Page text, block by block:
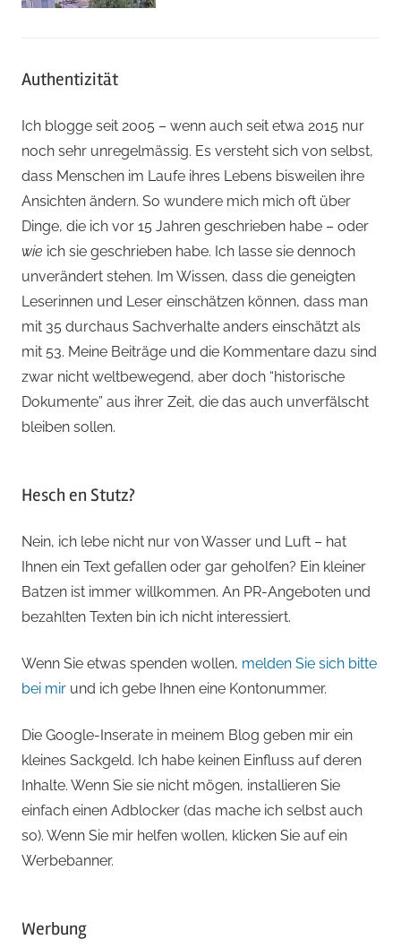
Authentizität
Ich blogge seit 2005 – wenn auch seit etwa 2015 nur
noch sehr unregelmässig. Es versteht sich von selbst,
dass Menschen im Laufe ihres Lebens bisweilen ihre
Ansichten ändern. So wundere mich mich oft über
Dinge, die ich vor 15 Jahren geschrieben habe – oder
wie ich sie geschrieben habe. Ich lasse sie dennoch
unverändert stehen. Im Wissen, dass die geneigten
Leserinnen und Leser einschätzen können, dass man
mit 35 durchaus Sachverhalte anders einschätzt als
mit 53. Meine Beiträge und die Kommentare dazu sind
zwar nicht weltbewegend, aber doch “historische
Dokumente” aus ihrer Zeit, die das auch unverfälscht
bleiben sollen.
Hesch en Stutz?
Nein, ich lebe nicht nur von Wasser und Luft – hat
Ihnen ein Text gefallen oder gar geholfen? Ein kleiner
Batzen ist immer willkommen. An PR-Angeboten und
bezahlten Texten bin ich nicht interessiert.
Wenn Sie etwas spenden wollen, melden Sie sich bitte
bei mir und ich gebe Ihnen eine Kontonummer.
Die Google-Inserate in meinem Blog geben mir ein
kleines Sackgeld. Ich habe keinen Einfluss auf deren
Inhalte. Wenn Sie sie nicht mögen, installieren Sie
einfach einen Adblocker (das mache ich selbst auch
so). Wenn Sie mir helfen wollen, klicken Sie auf ein
Werbebanner.
Werbung